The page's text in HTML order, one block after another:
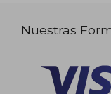
Nuestras